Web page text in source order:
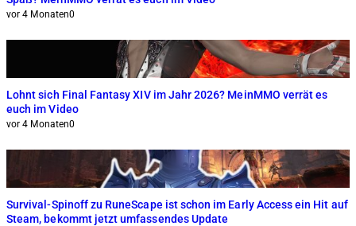
vor 4 Monaten0
Lohnt sich Final Fantasy XIV im Jahr 2026? MeinMMO verrät es
euch im Video
vor 4 Monaten0
Survival-Spinoff zu RuneScape ist schon im Early Access ein Hit auf
Steam, bekommt jetzt umfassendes Update